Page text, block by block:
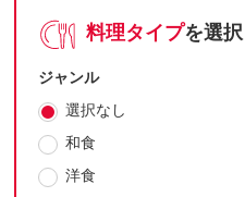
料理タイプを選択
ジャンル
選択なし
和食
洋食